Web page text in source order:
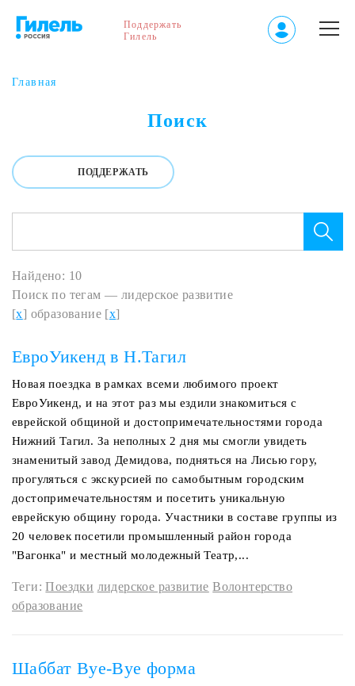
Поддержать
Гилель
Главная
Поиск
ПОДДЕРЖАТЬ
Найдено: 10
Поиск по тегам — лидерское развитие
[x] образование [x]
ЕвроУикенд в Н.Тагил
Новая поездка в рамках всеми любимого проект
ЕвроУикенд, и на этот раз мы ездили знакомиться с
еврейской общиной и достопримечательностями города
Нижний Тагил. За неполных 2 дня мы смогли увидеть
знаменитый завод Демидова, подняться на Лисью гору,
прогуляться с экскурсией по самобытным городским
достопримечательностям и посетить уникальную
еврейскую общину города. Участники в составе группы из
20 человек посетили промышленный район города
"Вагонка" и местный молодежный Театр,...
Теги:Поездки лидерское развитие Волонтерство
образование
Шаббат Bye-Bye форма